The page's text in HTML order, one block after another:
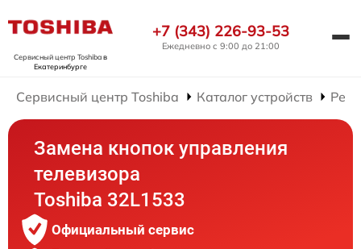
Сервисный центр Toshibaв
Екатеринбурге
+7 (343) 226-93-53
Ежедневно с 9:00 до 21:00
Сервисный центр Toshiba Каталог устройств
Замена кнопок управления
телевизора
Toshiba 32L1533
Официальный сервис